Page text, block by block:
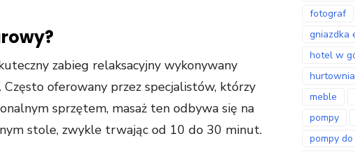
zabieg relaksacyjny wykonywany
oferowany przez specjalistów, którzy
sprzętem, masaż ten odbywa się na
stole, zwykle trwając od 10 do 30 minut.
fotograf
gniazdka
hotel w
hurtownia
meble
pompy
pompy